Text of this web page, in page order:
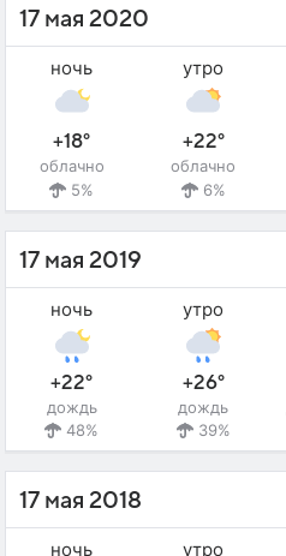
17 мая 2020
ночь
+18°
облачно
5%
утро
+22°
облачно
6%
17 мая 2019
ночь
+22°
дождь
48%
утро
+26°
дождь
39%
17 мая 2018
ночь утро